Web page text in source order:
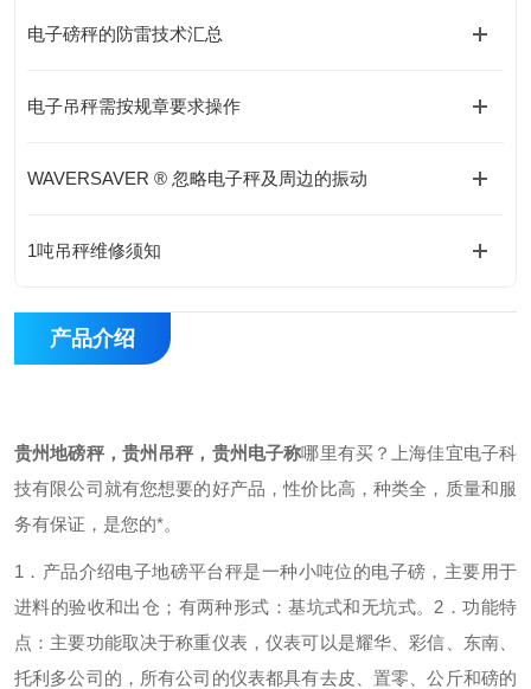
电子磅秤的防雷技术汇总
电子吊秤需按规章要求操作
WAVERSAVER ® 忽略电子秤及周边的振动
1吨吊秤维修须知
产品介绍
贵州地磅秤，贵州吊秤，贵州电子称哪里有买？上海佳宜电子科
技有限公司就有您想要的好产品，性价比高，种类全，质量和服
务有保证，是您的*。
1．产品介绍电子地磅平台秤是一种小吨位的电子磅，主要用于
进料的验收和出仓；有两种形式：基坑式和无坑式。 2．功能特
点： 主要功能取决于称重仪表，仪表可以是耀华、彩信、东南、
托利多公司的，所有公司的仪表都具有去皮、置零、公斤和磅的